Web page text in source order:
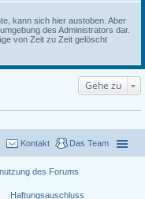
kann sich hier austoben. Aber
des Administrators dar.
von Zeit zu Zeit gelöscht
Gehe zu
Das Team
Kontakt
des Forums
Haftungsauschluss